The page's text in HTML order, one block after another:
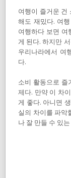
여행이 즐거운 건
해도 재밌다. 여
여행하다 보면
게 된다. 하지만
우리나라에서 여
다.
소비 활동으로 즐
제다. 만약 이 차
게 좋다. 아니면
실의 차이를 파악
나 잘 만들 수 있